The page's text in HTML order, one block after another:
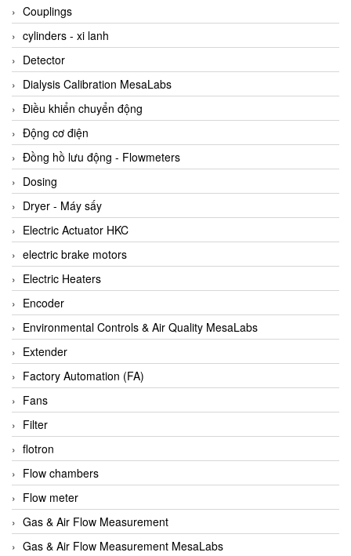
Alphino
ALRE-IT Vietnam
Altech
Amarillo Gear
Ametek
AMPTRON Vietnam
AND Vietnam
ANDERSON-NEGELE
ANDILOG Technologies Vietnam
Anritsu
ANTEC S.A
Antico pumps
Anybus/ HMS
AOBEN
Apex Dynamics Vietnam
Apex Dynamics Vietnam
Apiste
APLISENS VietNam
Apollo Fire
Appleton
AQ Matic
Aqualabo Vietnam
Aquametro
Couplings
cylinders - xi lanh
Detector
Dialysis Calibration MesaLabs
Điều khiển chuyển động
Động cơ điện
Đồng hồ lưu động - Flowmeters
Dosing
Dryer - Máy sấy
Electric Actuator HKC
electric brake motors
Electric Heaters
Encoder
Environmental Controls & Air Quality MesaLabs
Extender
Factory Automation (FA)
Fans
Filter
flotron
Flow chambers
Flow meter
Gas & Air Flow Measurement
Gas & Air Flow Measurement MesaLabs